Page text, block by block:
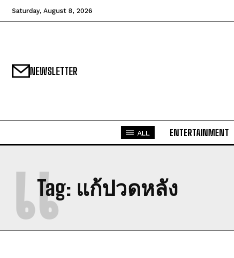
Saturday, August 8, 2026
NEWSLETTER
ALL ENTERTAINMENT
Tag: แก้ปวดหลัง
แ